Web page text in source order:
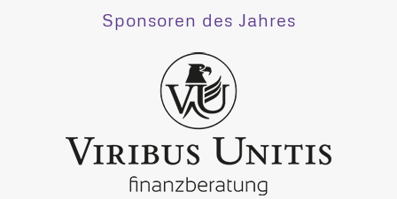
Sponsoren des Jahres